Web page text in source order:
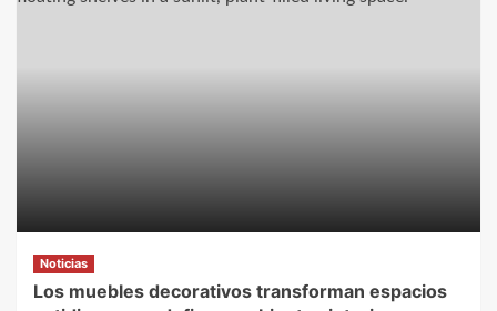
Noticias
Los muebles decorativos transforman espacios